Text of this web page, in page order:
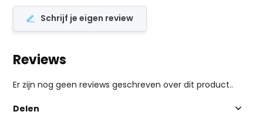
Schrijf je eigen review
Reviews
Er zijn nog geen reviews geschreven over dit product..
Delen